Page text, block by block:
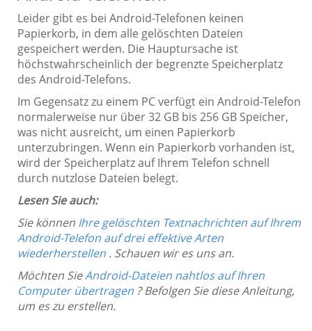
Leider gibt es bei Android-Telefonen keinen
Papierkorb, in dem alle gelöschten Dateien
gespeichert werden. Die Hauptursache ist
höchstwahrscheinlich der begrenzte Speicherplatz
des Android-Telefons.
Im Gegensatz zu einem PC verfügt ein Android-Telefon
normalerweise nur über 32 GB bis 256 GB Speicher,
was nicht ausreicht, um einen Papierkorb
unterzubringen. Wenn ein Papierkorb vorhanden ist,
wird der Speicherplatz auf Ihrem Telefon schnell
durch nutzlose Dateien belegt.
Lesen Sie auch:
Sie können Ihre gelöschten Textnachrichten auf Ihrem
Android-Telefon auf drei effektive Arten
wiederherstellen . Schauen wir es uns an.
Möchten SieAndroid-Dateien nahtlos auf Ihren
Computer übertragen ? Befolgen Sie diese Anleitung,
um es zu erstellen.